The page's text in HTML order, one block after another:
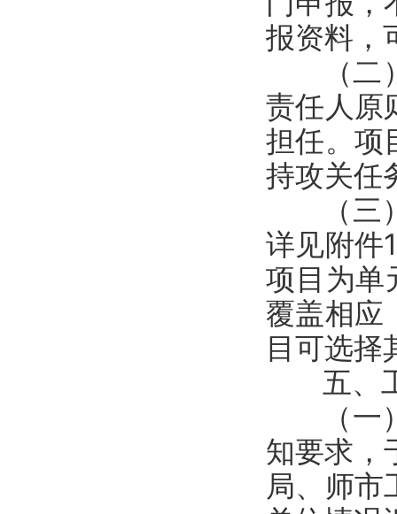
报资料，
（二）
责任人原
担任。项
持攻关任
（三）
详见附件
项目为单
覆盖相应
目可选择
五、
（一）
知要求，
局、师市